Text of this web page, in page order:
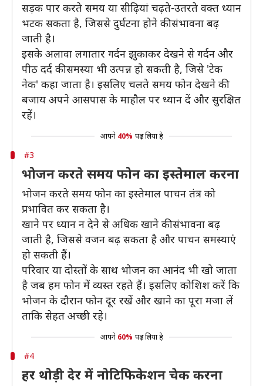
सड़क पार करते समय या सीढ़ियां चढ़ते-उतरते वक्त ध्यान
भटक सकता है, जिससे दुर्घटना होने की संभावना बढ़
जाती है।
इसके अलावा लगातार गर्दन झुकाकर देखने से गर्दन और
पीठ दर्द की समस्या भी उत्पन्न हो सकती है, जिसे 'टेक
नेक' कहा जाता है। इसलिए चलते समय फोन देखने की
बजाय अपने आसपास के माहौल पर ध्यान दें और सुरक्षित
रहें।
आपने 40% पढ़ लिया है
#3
भोजन करते समय फोन का इस्तेमाल करना
भोजन करते समय फोन का इस्तेमाल पाचन तंत्र को
प्रभावित कर सकता है।
खाने पर ध्यान न देने से अधिक खाने की संभावना बढ़
जाती है, जिससे वजन बढ़ सकता है और पाचन समस्याएं
हो सकती हैं।
परिवार या दोस्तों के साथ भोजन का आनंद भी खो जाता
है जब हम फोन में व्यस्त रहते हैं। इसलिए कोशिश करें कि
भोजन के दौरान फोन दूर रखें और खाने का पूरा मजा लें
ताकि सेहत अच्छी रहे।
आपने 60% पढ़ लिया है
#4
हर थोड़ी देर में नोटिफिकेशन चेक करना